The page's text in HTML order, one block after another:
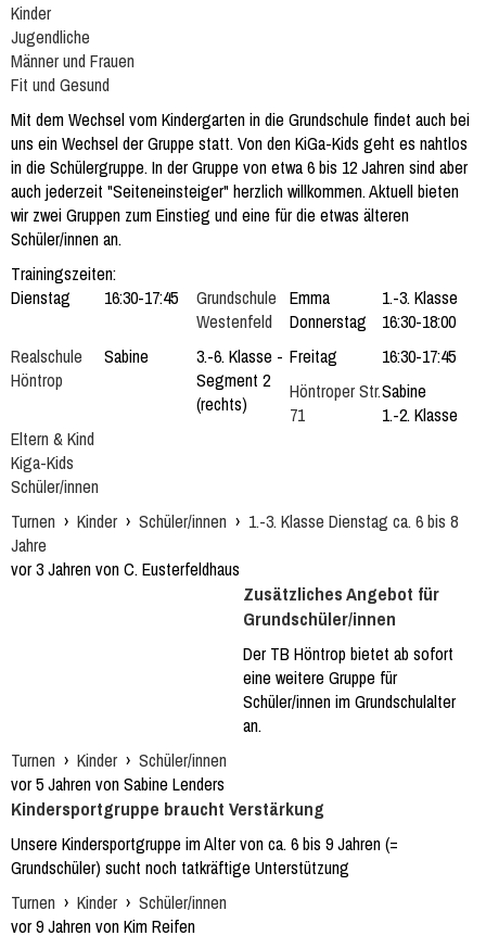
Kinder
Jugendliche
Männer und Frauen
Fit und Gesund
Mit dem Wechsel vom Kindergarten in die Grundschule findet auch bei
uns ein Wechsel der Gruppe statt. Von den KiGa-Kids geht es nahtlos
in die Schülergruppe. In der Gruppe von etwa 6 bis 12 Jahren sind aber
auch jederzeit "Seiteneinsteiger" herzlich willkommen. Aktuell bieten
wir zwei Gruppen zum Einstieg und eine für die etwas älteren
Schüler/innen an.
Trainingszeiten:
Dienstag
16:30-17:45
Grundschule
Westenfeld
Emma
1.-3. Klasse
Donnerstag
16:30-18:00
Realschule
Höntrop
Sabine
3.-6. Klasse -
Segment 2
(rechts)
Freitag
16:30-17:45
Höntroper Str.
71
Sabine
1.-2. Klasse
Eltern & Kind
Kiga-Kids
Schüler/innen
Turnen › Kinder › Schüler/innen › 1.-3. Klasse Dienstag ca. 6 bis 8
Jahre
vor 3 Jahren von C. Eusterfeldhaus
Zusätzliches Angebot für
Grundschüler/innen
Der TB Höntrop bietet ab sofort
eine weitere Gruppe für
Schüler/innen im Grundschulalter
an.
Turnen › Kinder › Schüler/innen
vor 5 Jahren von Sabine Lenders
Kindersportgruppe braucht Verstärkung
Unsere Kindersportgruppe im Alter von ca. 6 bis 9 Jahren (=
Grundschüler) sucht noch tatkräftige Unterstützung
Turnen › Kinder › Schüler/innen
vor 9 Jahren von Kim Reifen